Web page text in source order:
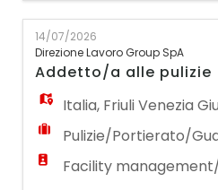
automotive con sede in
siamo alla ricerca di un
Stampi da inserire all'interno
attrezzeria. Zona bassa
pressi di Pont Saint Martin
richi
14/07/2026
Direzione Lavoro Group SpA
Addetto/a alle pulizie
Italia, Friuli Venezia
Pulizie/Portierato/
Facility